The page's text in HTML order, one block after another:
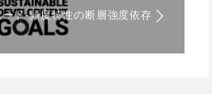
ド-頻度特性の断層強度依存
応力状態臨界度